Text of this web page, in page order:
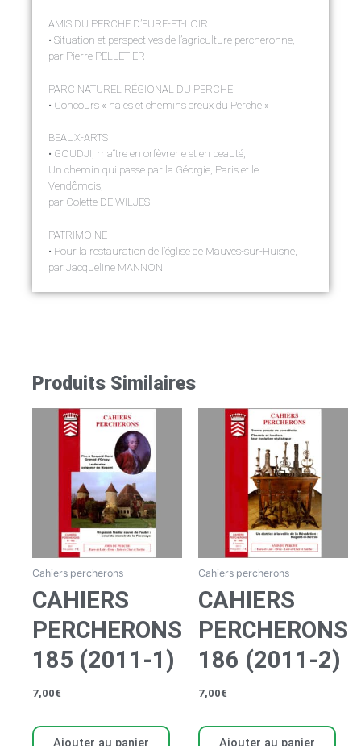
AMIS DU PERCHE D’EURE-ET-LOIR
• Situation et perspectives de l’agriculture percheronne,
par Pierre PELLETIER
PARC NATUREL RÉGIONAL DU PERCHE
• Concours « haies et chemins creux du Perche »
BEAUX-ARTS
• GOUDJI, maître en orfèvrerie et en beauté,
Un chemin qui passe par la Géorgie, Paris et le
Vendômois,
par Colette DE WILJES
PATRIMOINE
• Pour la restauration de l’église de Mauves-sur-Huisne,
par Jacqueline MANNONI
Produits Similaires
Cahiers percherons
CAHIERS
PERCHERONS
185 (2011-1)
7,00€
Ajouter au panier
Cahiers percherons
CAHIERS
PERCHERONS
186 (2011-2)
7,00€
Ajouter au panier